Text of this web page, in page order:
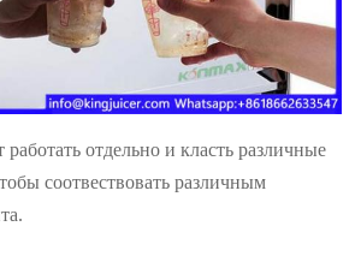
отдельно и класть различные
соотвествовать различным